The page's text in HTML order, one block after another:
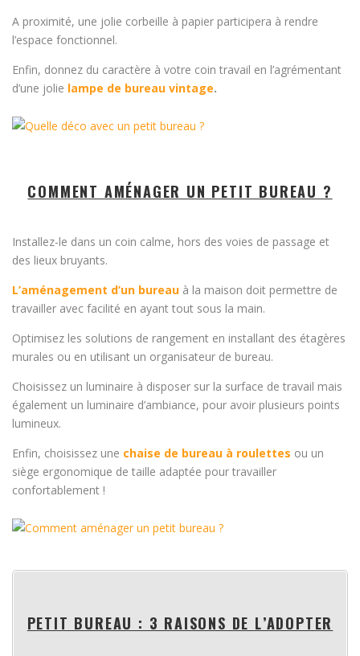
A proximité, une jolie corbeille à papier participera à rendre
l’espace fonctionnel.
Enfin, donnez du caractère à votre coin travail en l’agrémentant
d’une jolie lampe de bureau vintage.
COMMENT AMÉNAGER UN PETIT BUREAU ?
Installez-le dans un coin calme, hors des voies de passage et
des lieux bruyants.
L’aménagement d’un bureau à la maison doit permettre de
travailler avec facilité en ayant tout sous la main.
Optimisez les solutions de rangement en installant des étagères
murales ou en utilisant un organisateur de bureau.
Choisissez un luminaire à disposer sur la surface de travail mais
également un luminaire d’ambiance, pour avoir plusieurs points
lumineux.
Enfin, choisissez une chaise de bureau à roulettes ou un
siège ergonomique de taille adaptée pour travailler
confortablement !
PETIT BUREAU : 3 RAISONS DE L’ADOPTER